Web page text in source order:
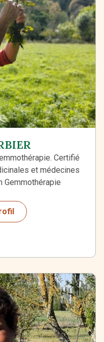
Certifié
et médecines
Gemmothérapie